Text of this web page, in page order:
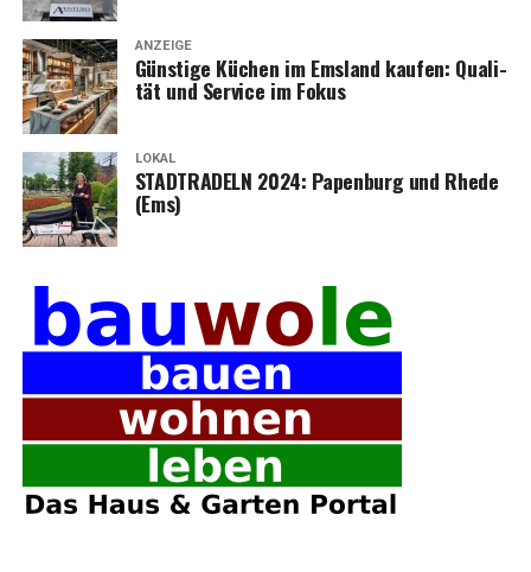
ANZEIGE
Güns­ti­ge Küchen im Ems­land kau­fen: Qua­li­
tät und Ser­vice im Fokus
LOKAL
STADTRADELN 2024: Papen­burg und Rhe­de
(Ems)